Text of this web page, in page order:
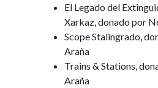
El Legado del
Xarkaz, donado por
Scope Stalingrado,
Araña
Trains & Stations,
Araña